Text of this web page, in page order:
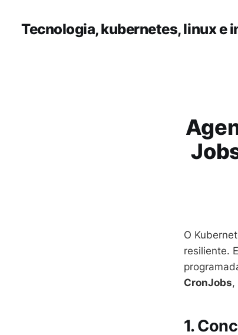
Tecnologia, kubernetes, linux e
O
resiliente.
CronJobs,
1.